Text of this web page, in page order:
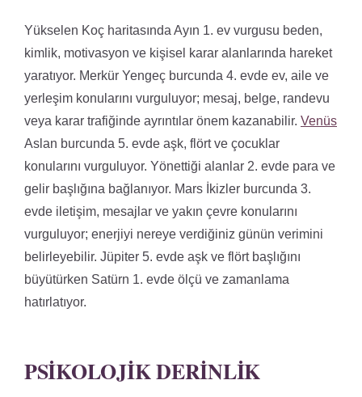
Yükselen Koç haritasında Ayın 1. ev vurgusu beden,
kimlik, motivasyon ve kişisel karar alanlarında hareket
yaratıyor. Merkür Yengeç burcunda 4. evde ev, aile ve
yerleşim konularını vurguluyor; mesaj, belge, randevu
veya karar trafiğinde ayrıntılar önem kazanabilir. Venüs
Aslan burcunda 5. evde aşk, flört ve çocuklar
konularını vurguluyor. Yönettiği alanlar 2. evde para ve
gelir başlığına bağlanıyor. Mars İkizler burcunda 3.
evde iletişim, mesajlar ve yakın çevre konularını
vurguluyor; enerjiyi nereye verdiğiniz günün verimini
belirleyebilir. Jüpiter 5. evde aşk ve flört başlığını
büyütürken Satürn 1. evde ölçü ve zamanlama
hatırlatıyor.
PSIKOLOJIK DERINLIK